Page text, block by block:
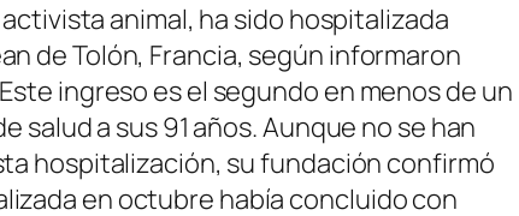
animal, ha sido hospitalizada
de Tolón, Francia, según informaron
ingreso es el segundo en menos de un
salud a sus 91 años. Aunque no se han
hospitalización, su fundación confirmó
en octubre había concluido con